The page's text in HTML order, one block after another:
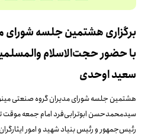
برگزاری هشتمین جلسه شورای
با حضور حجت‌الاسلام
سعید اوحدی
هشتمین جلسه شورای مدیران گروه صنعتی
سیدمحمدحسن ابوترابی‌فرد امام جمعه
رئیس‌جمهور و رئیس بنیاد شهید و امور